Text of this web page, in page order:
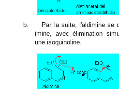
b.
Par la suite, l'aldimine se
imine, avec élimination
une isoquinoline.